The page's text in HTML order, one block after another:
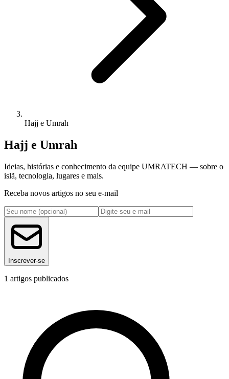
Hajj e Umrah
Hajj e Umrah
Ideias, histórias e conhecimento da equipe UMRATECH — sobre o
islã, tecnologia, lugares e mais.
Receba novos artigos no seu e-mail
Inscrever-se
1 artigos publicados